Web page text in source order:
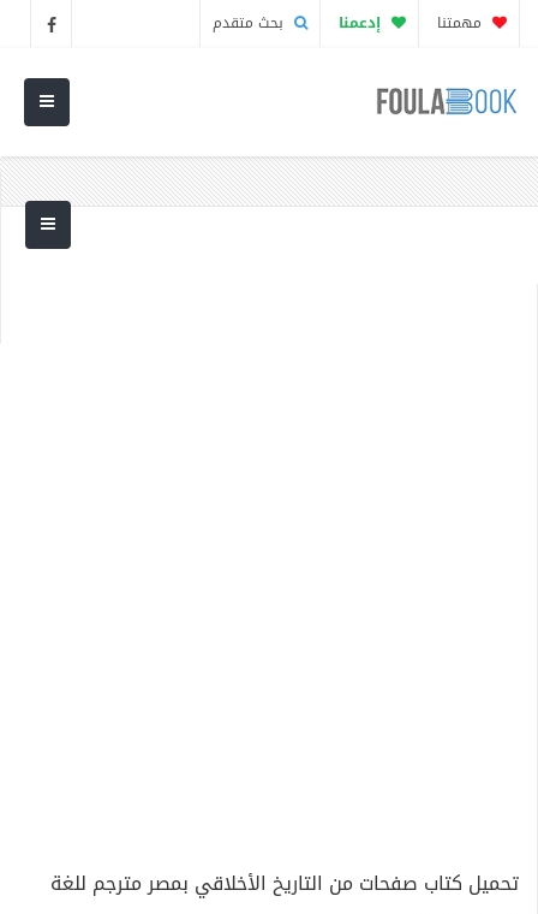
مهمتنا إدعمنا بحث متقدم
تحميل كتاب صفحات من التاريخ الأخلاقي بمصر مترجم للغة